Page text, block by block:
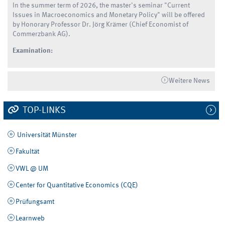
In the summer term of 2026, the master's seminar "Current
Issues in Macroeconomics and Monetary Policy" will be offered
by Honorary Professor Dr. Jörg Krämer (Chief Economist of
Commerzbank AG).
Examination:
Weitere News
TOP-LINKS
Universität Münster
Fakultät
VWL @ UM
Center for Quantitative Economics (CQE)
Prüfungsamt
Learnweb